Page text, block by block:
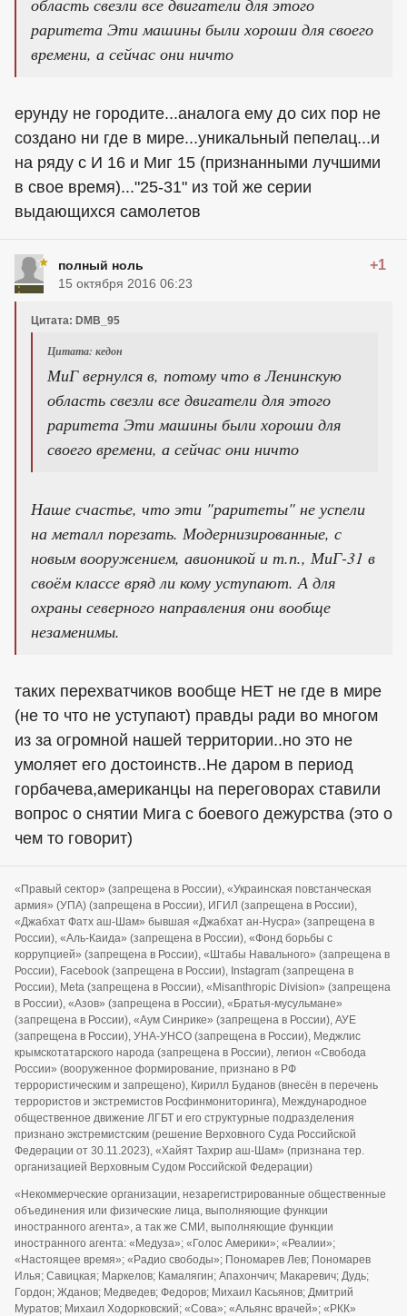
раритета Эти машины были хороши для своего
времени, а сейчас они ничто
ерунду не городите...аналога ему до сих пор не
создано ни где в мире...уникальный пепелац...и
на ряду с И 16 и Миг 15 (признанными лучшими
в свое время)..."25-31" из той же серии
выдающихся самолетов
полный ноль +1
15 октября 2016 06:23
Цитата: DMB_95
Цитата: кедон
МиГ вернулся в, потому что в Ленинскую
область свезли все двигатели для этого
раритета Эти машины были хороши для
своего времени, а сейчас они ничто
Наше счастье, что эти "раритеты" не успели
на металл порезать. Модернизированные, с
новым вооружением, авионикой и т.п., МиГ-31 в
своём классе вряд ли кому уступают. А для
охраны северного направления они вообще
незаменимы.
таких перехватчиков вообще НЕТ не где в мире
(не то что не уступают) правды ради во многом
из за огромной нашей территории..но это не
умоляет его достоинств..Не даром в период
горбачева,американцы на переговорах ставили
вопрос о снятии Мига с боевого дежурства (это о
чем то говорит)
«Правый сектор» (запрещена в России), «Украинская повстанческая
армия» (УПА) (запрещена в России), ИГИЛ (запрещена в России),
«Джабхат Фатх аш-Шам» бывшая «Джабхат ан-Нусра» (запрещена в
России), «Аль-Каида» (запрещена в России), «Фонд борьбы с
коррупцией» (запрещена в России), «Штабы Навального» (запрещена в
России), Facebook (запрещена в России), Instagram (запрещена в
России), Meta (запрещена в России), «Misanthropic Division» (запрещена
в России), «Азов» (запрещена в России), «Братья-мусульмане»
(запрещена в России), «Аум Синрике» (запрещена в России), АУЕ
(запрещена в России), УНА-УНСО (запрещена в России), Меджлис
крымскотатарского народа (запрещена в России), легион «Свобода
России» (вооруженное формирование, признано в РФ
террористическим и запрещено), Кирилл Буданов (внесён в перечень
террористов и экстремистов Росфинмониторинга), Международное
общественное движение ЛГБТ и его структурные подразделения
признано экстремистским (решение Верховного Суда Российской
Федерации от 30.11.2023), «Хайят Тахрир аш-Шам» (признана тер.
организацией Верховным Судом Российской Федерации)
«Некоммерческие организации, незарегистрированные общественные
объединения или физические лица, выполняющие функции
иностранного агента», а так же СМИ, выполняющие функции
иностранного агента: «Медуза»; «Голос Америки»; «Реалии»;
«Настоящее время»; «Радио свободы»; Пономарев Лев; Пономарев
Илья; Савицкая; Маркелов; Камалягин; Апахончич; Макаревич; Дудь;
Гордон; Жданов; Медведев; Федоров; Михаил Касьянов; Дмитрий
Муратов; Михаил Ходорковский; «Сова»; «Альянс врачей»; «РКК»